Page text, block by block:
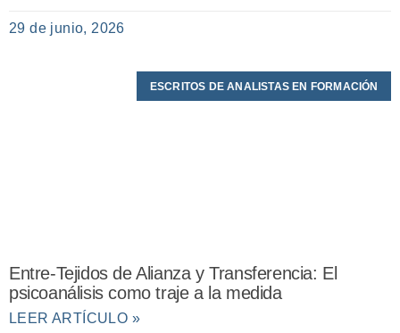
29 de junio, 2026
ESCRITOS DE ANALISTAS EN FORMACIÓN
Entre-Tejidos de Alianza y Transferencia: El
psicoanálisis como traje a la medida
LEER ARTÍCULO »